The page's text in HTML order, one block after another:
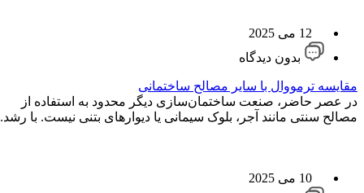
12 می 2025
بدون دیدگاه
مقایسه ترمووال با سایر مصالح ساختمانی
در عصر حاضر، صنعت ساختمان‌سازی دیگر محدود به استفاده از
مصالح سنتی مانند آجر، بلوک سیمانی یا دیوارهای بتنی نیست. با رشد...
10 می 2025